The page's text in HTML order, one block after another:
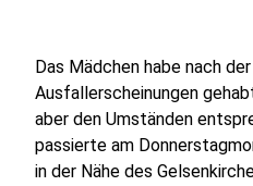
Das Mädchen habe nach
Ausfallerscheinungen
aber den Umständen
passierte am
in der Nähe des